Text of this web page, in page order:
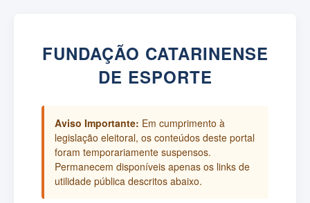
FUNDAÇÃO CATARINENSE
DE ESPORTE
Aviso Importante: Em cumprimento à
legislação eleitoral, os conteúdos deste portal
foram temporariamente suspensos.
Permanecem disponíveis apenas os links de
utilidade pública descritos abaixo.